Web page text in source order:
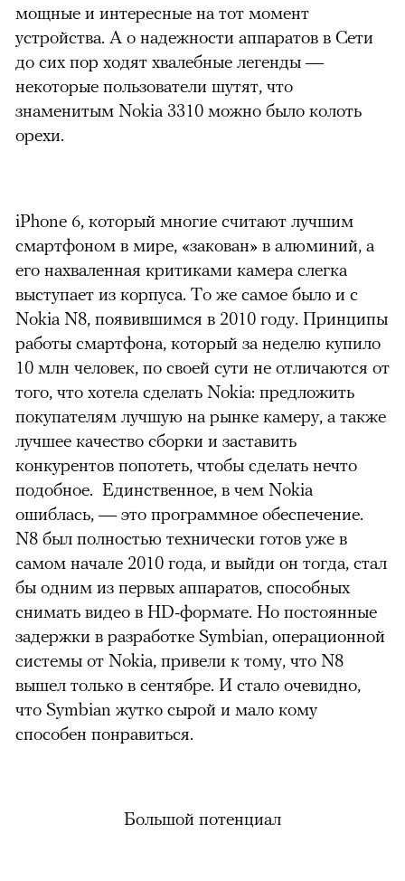
мощные и интересные на тот момент
устройства. А о надежности аппаратов в Сети
до сих пор ходят хвалебные легенды —
некоторые пользователи шутят, что
знаменитым Nokia 3310 можно было колоть
орехи.
iPhone 6, который многие считают лучшим
смартфоном в мире, «закован» в алюминий, а
его нахваленная критиками камера слегка
выступает из корпуса. То же самое было и с
Nokia N8, появившимся в 2010 году. Принципы
работы смартфона, который за неделю купило
10 млн человек, по своей сути не отличаются от
того, что хотела сделать Nokia: предложить
покупателям лучшую на рынке камеру, а также
лучшее качество сборки и заставить
конкурентов попотеть, чтобы сделать нечто
подобное. Единственное, в чем Nokia
ошиблась, — это программное обеспечение.
N8 был полностью технически готов уже в
самом начале 2010 года, и выйди он тогда, стал
бы одним из первых аппаратов, способных
снимать видео в HD-формате. Но постоянные
задержки в разработке Symbian, операционной
системы от Nokia, привели к тому, что N8
вышел только в сентябре. И стало очевидно,
что Symbian жутко сырой и мало кому
способен понравиться.
Большой потенциал